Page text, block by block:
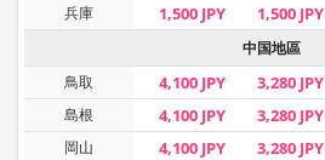
兵庫
1,500 JPY 1,500 JPY
中国地區
鳥取
4,100 JPY 3,280 JPY
島根 4,100 JPY 3,280 JPY
岡山 4,100 JPY 3,280 JPY